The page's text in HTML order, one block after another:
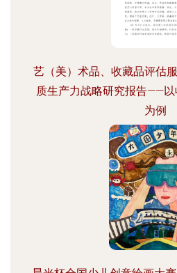
艺（美）术品、收藏品评估
质生产力战略研究报告——
为例